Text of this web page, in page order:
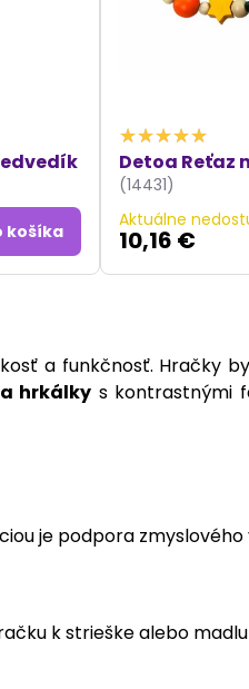
košíka
Detoa Reťaz
(14431)
Aktuálne
10,16 €
a funkčnosť. Hračky
hrkálky s kontrastnými
je podpora
k strieške alebo